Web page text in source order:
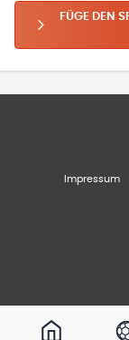
FÜGE DEN
Impressum